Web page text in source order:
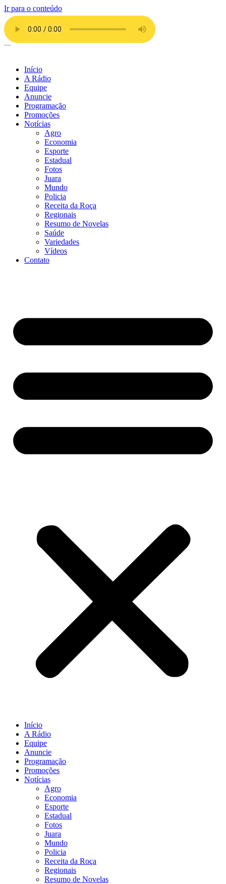
Ir para o conteúdo
Início
A Rádio
Equipe
Anuncie
Programação
Promoções
Notícias
Agro
Economia
Esporte
Estadual
Fotos
Juara
Mundo
Policia
Receita da Roça
Regionais
Resumo de Novelas
Saúde
Variedades
Vídeos
Contato
Início
A Rádio
Equipe
Anuncie
Programação
Promoções
Notícias
Agro
Economia
Esporte
Estadual
Fotos
Juara
Mundo
Policia
Receita da Roça
Regionais
Resumo de Novelas